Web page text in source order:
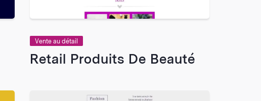
Vente au détail
Retail Produits De Beauté